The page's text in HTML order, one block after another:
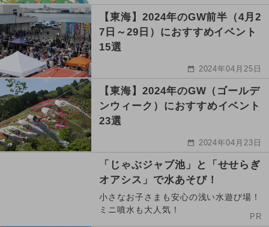
【東海】2024年のGW前半（4月2
7日～29日）におすすめイベント
15選
2024年04月25日
【東海】2024年のGW（ゴールデ
ンウィーク）におすすめイベント
23選
2024年04月23日
「じゃぶジャブ池」と「せせらぎ
オアシス」で水あそび！
小さなお子さまも安心の浅い水遊び場！
ミニ噴水も大人気！
PR